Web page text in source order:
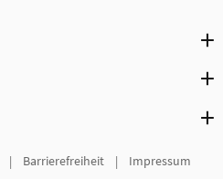
Barrierefreiheit Impressum